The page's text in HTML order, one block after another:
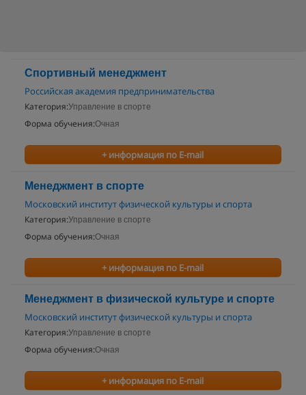
Спортивный менеджмент
Российская академия предпринимательства
Категория:Управление в спорте
Форма обучения:Очная
+ информация по E-mail
Менеджмент в спорте
Московский институт физической культуры и спорта
Категория:Управление в спорте
Форма обучения:Очная
+ информация по E-mail
Менеджмент в физической культуре и спорте
Московский институт физической культуры и спорта
Категория:Управление в спорте
Форма обучения:Очная
+ информация по E-mail